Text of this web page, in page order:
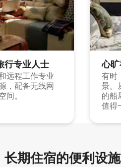
行专业人士
远程工作专业
，配备无线网
间。
心
有时
景。
的船
值得
长期住宿的便利设